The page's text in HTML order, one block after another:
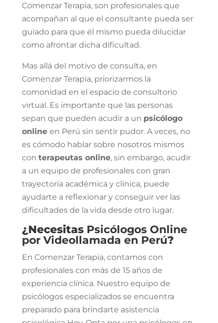
Comenzar Terapia, son profesionales que
acompañan al que el consultante pueda ser
guiado para que él mismo pueda dilucidar
como afrontar dicha dificultad.
Mas allá del motivo de consulta, en
Comenzar Terapia, priorizarmos la
comonidad en el espacio de consultorio
virtual. Es importante que las personas
sepan que pueden acudir a un psicólogo
online en Perú sin sentir pudor. A veces, no
es cómodo hablar sobre nosotros mismos
con terapeutas online, sin embargo, acudir
a un equipo de profesionales con gran
trayectoria académica y clínica, puede
ayudarte a reflexionar y conseguir ver las
dificultades de la vida desde otro lugar.
¿Necesitas Psicólogos Online
por Videollamada en Perú?
En Comenzar Terapia, contamos con
profesionales con más de 15 años de
experiencia clínica. Nuestro equipo de
psicólogos especializados se encuentra
preparado para brindarte asistencia